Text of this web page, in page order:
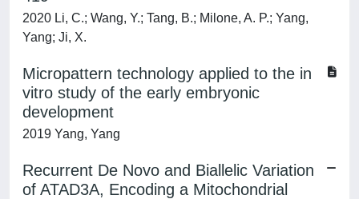
2020 Li, C.; Wang, Y.; Tang, B.; Milone, A. P.; Yang,
Yang; Ji, X.
Micropattern technology applied to the in
vitro study of the early embryonic
development
2019 Yang, Yang
Recurrent De Novo and Biallelic Variation
of ATAD3A, Encoding a Mitochondrial